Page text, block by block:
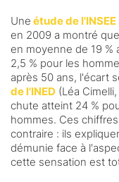
Une étude de l'INSEE
en 2009 a montré
en moyenne de 19
2,5 % pour les
après 50 ans, l'écart
de l'INED (Léa
chute atteint 24 %
hommes. Ces
contraire : ils
démunie face à
cette sensation est